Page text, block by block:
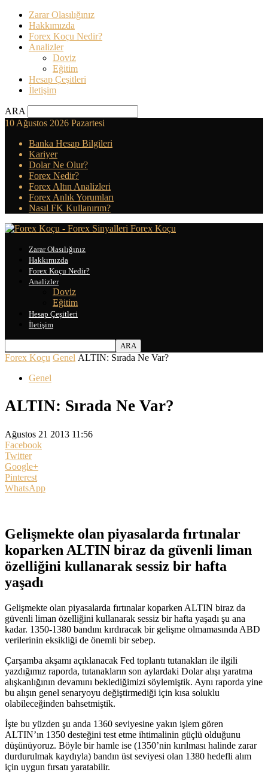
Zarar Olasılığınız
Hakkımızda
Forex Koçu Nedir?
Analizler
Doviz
Eğitim
Hesap Çeşitleri
İletişim
ARA
10 Ağustos 2026 Pazartesi
Banka Hesap Bilgileri
Kariyer
Dolar Ne Olur?
Forex Nedir?
Forex Altın Analizleri
Forex Anlık Yorumları
Nasıl FK Kullanırım?
Forex Koçu
Zarar Olasılığınız
Hakkımızda
Forex Koçu Nedir?
Analizler
Doviz
Eğitim
Hesap Çeşitleri
İletişim
Forex Koçu Genel ALTIN: Sırada Ne Var?
Genel
ALTIN: Sırada Ne Var?
Ağustos 21 2013 11:56
Facebook
Twitter
Google+
Pinterest
WhatsApp
Gelişmekte olan piyasalarda fırtınalar
koparken ALTIN biraz da güvenli liman
özelliğini kullanarak sessiz bir hafta
yaşadı
Gelişmekte olan piyasalarda fırtınalar koparken ALTIN biraz da
güvenli liman özelliğini kullanarak sessiz bir hafta yaşadı şu ana
kadar. 1350-1380 bandını kırdıracak bir gelişme olmamasında ABD
verilerinin eksikliği de önemli bir sebep.
Çarşamba akşamı açıklanacak Fed toplantı tutanakları ile ilgili
yazdığımız raporda, tutanakların son aylardaki Dolar alışı yaratma
alışkanlığının devamını beklediğimizi söylemiştik. Aynı raporda yine
bu alışın genel senaryoyu değiştirmediği için kısa soluklu
olabileceğinden bahsetmiştik.
İşte bu yüzden şu anda 1360 seviyesine yakın işlem gören
ALTIN’ın 1350 desteğini test etme ihtimalinin güçlü olduğunu
düşünüyoruz. Böyle bir hamle ise (1350’nin kırılması halinde zarar
durdurulmak kaydıyla) bandın üst seviyesi olan 1380 hedefli alım
için uygun fırsatı yaratabilir.